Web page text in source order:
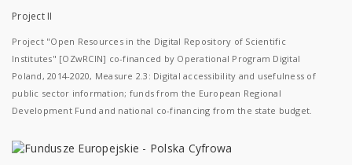
Project II
Project "Open Resources in the Digital Repository of Scientific
Institutes" [OZwRCIN] co-financed by Operational Program Digital
Poland, 2014-2020, Measure 2.3: Digital accessibility and usefulness of
public sector information; funds from the European Regional
Development Fund and national co-financing from the state budget.